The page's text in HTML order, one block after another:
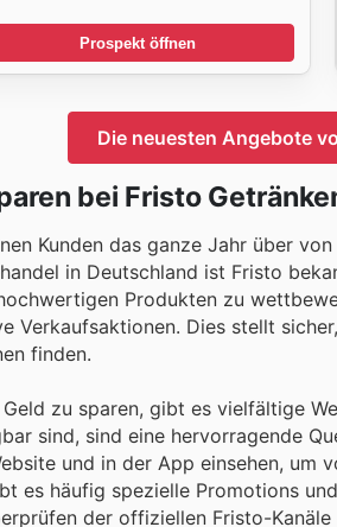
Prospekt öffnen
Die neuesten Angebote
bei Fristo
Kunden das ganze Jahr über
in Deutschland ist Fristo
Produkten zu
Verkaufsaktionen. Dies stellt
finden.
zu sparen, gibt es vielfältige
sind, sind eine hervorragende
und in der App einsehen, um
es häufig spezielle Promotions
der offiziellen Fristo-